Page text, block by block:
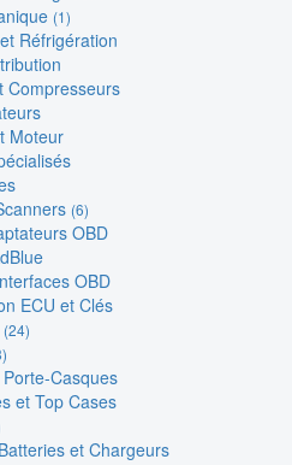
(1)
Réfrigération
Compresseurs
Moteur
(6)
OBD
OBD
ECU et Clés
(24)
Casques
et Top Cases
Batteries et Chargeurs